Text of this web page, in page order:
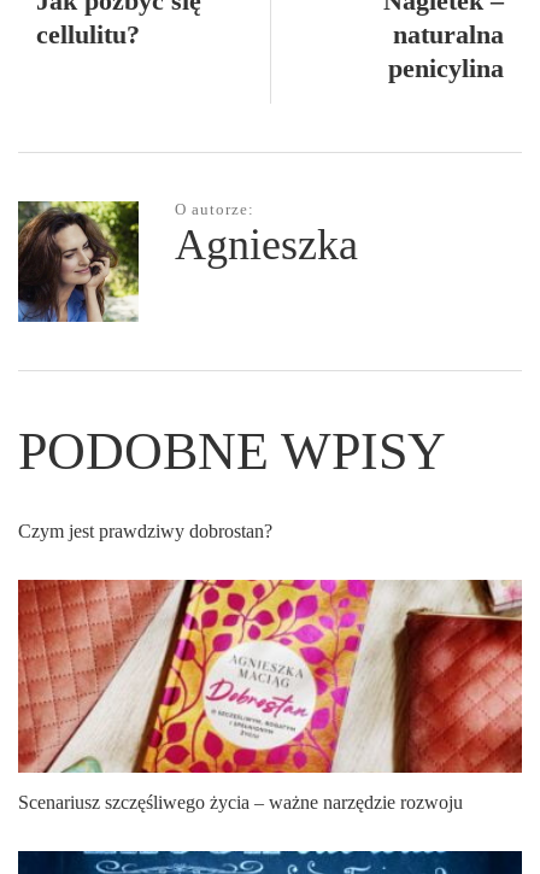
naturalna
penicylina
cellulitu?
O autorze:
Agnieszka
PODOBNE WPISY
Czym jest prawdziwy dobrostan?
Scenariusz szczęśliwego życia – ważne narzędzie rozwoju